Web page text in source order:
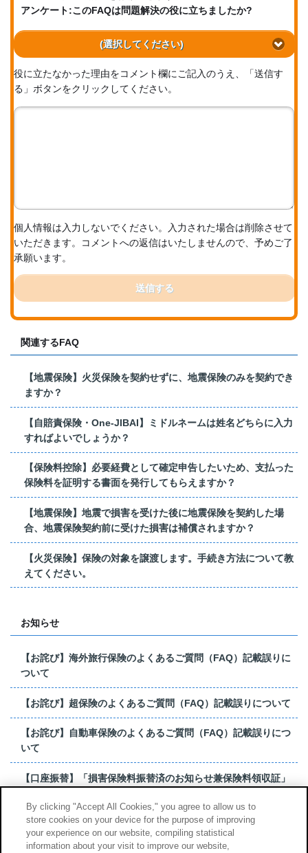
アンケート:このFAQは問題解決の役に立ちましたか?
(選択してください)
役に立たなかった理由をコメント欄にご記入のうえ、「送信す
る」ボタンをクリックしてください。
個人情報は入力しないでください。入力された場合は削除させて
いただきます。コメントへの返信はいたしませんので、予めご了
承願います。
送信する
関連するFAQ
【地震保険】火災保険を契約せずに、地震保険のみを契約でき
ますか？
【自賠責保険・One-JIBAI】ミドルネームは姓名どちらに入力
すればよいでしょうか？
【保険料控除】必要経費として確定申告したいため、支払った
保険料を証明する書面を発行してもらえますか？
【地震保険】地震で損害を受けた後に地震保険を契約した場
合、地震保険契約前に受けた損害は補償されますか？
【火災保険】保険の対象を譲渡します。手続き方法について教
えてください。
お知らせ
【お詫び】海外旅行保険のよくあるご質問（FAQ）記載誤りに
ついて
【お詫び】超保険のよくあるご質問（FAQ）記載誤りについて
【お詫び】自動車保険のよくあるご質問（FAQ）記載誤りにつ
いて
【口座振替】「損害保険料振替済のお知らせ兼保険料領収証」
【お詫び】超保険のよくあるご質問（FAQ）記載誤りについて
By clicking "Accept All Cookies," you agree to allow us to
store cookies on your device for the purpose of improving
your experience on our website, compiling statistical
information about your visit to improve our website,